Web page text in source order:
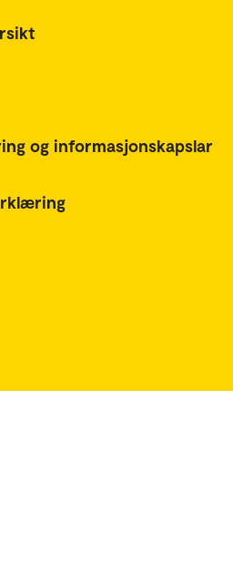
og informasjonskapslar